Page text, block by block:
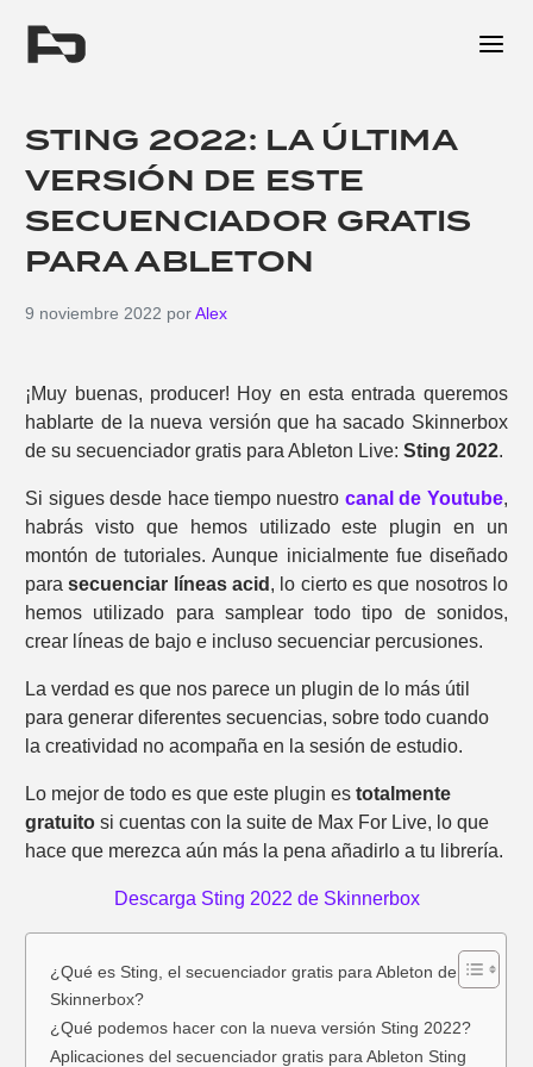
STING 2022: LA ÚLTIMA
VERSIÓN DE ESTE
SECUENCIADOR GRATIS
PARA ABLETON
9 noviembre 2022 porAlex
¡Muy buenas, producer! Hoy en esta entrada queremos
hablarte de la nueva versión que ha sacado Skinnerbox
de su secuenciador gratis para Ableton Live:Sting 2022.
Si sigues desde hace tiempo nuestro canal de Youtube,
habrás visto que hemos utilizado este plugin en un
montón de tutoriales. Aunque inicialmente fue diseñado
para secuenciar líneas acid , lo cierto es que nosotros lo
hemos utilizado para samplear todo tipo de sonidos,
crear líneas de bajo e incluso secuenciar percusiones.
La verdad es que nos parece un plugin de lo más útil
para generar diferentes secuencias, sobre todo cuando
la creatividad no acompaña en la sesión de estudio.
Lo mejor de todo es que este plugin estotalmente
gratuito si cuentas con la suite de Max For Live, lo que
hace que merezca aún más la pena añadirlo a tu librería.
Descarga Sting 2022 de Skinnerbox
¿Qué es Sting, el secuenciador gratis para Ableton de
Skinnerbox?
¿Qué podemos hacer con la nueva versión Sting 2022?
Aplicaciones del secuenciador gratis para Ableton Sting